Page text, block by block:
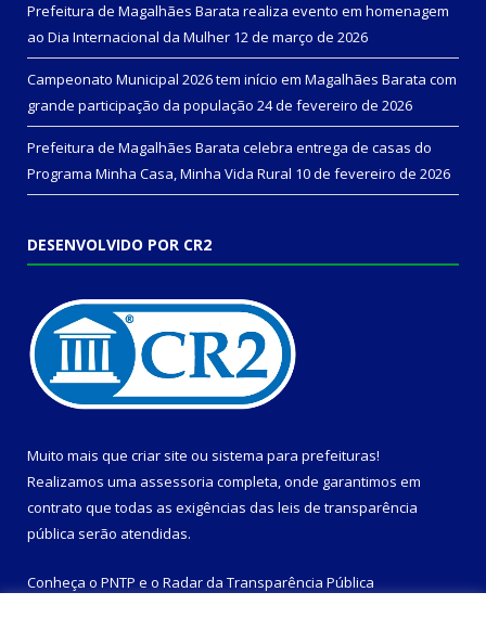
Prefeitura de Magalhães Barata realiza evento em homenagem
ao Dia Internacional da Mulher 12 de março de 2026
Campeonato Municipal 2026 tem início em Magalhães Barata com
grande participação da população 24 de fevereiro de 2026
Prefeitura de Magalhães Barata celebra entrega de casas do
Programa Minha Casa, Minha Vida Rural 10 de fevereiro de 2026
DESENVOLVIDO POR CR2
Muito mais que criar site ou sistema para prefeituras!
Realizamos uma assessoria completa, onde garantimos em
contrato que todas as exigências das leis de transparência
pública serão atendidas.
Conheça o PNTP e o Radar da Transparência Pública